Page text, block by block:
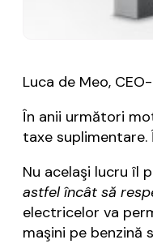
Luca de Meo,
În anii următori
taxe
Nu acelaşi lucru îl
astfel încât să
electricelor va
maşini pe benzină